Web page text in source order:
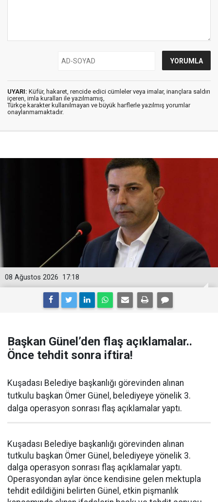
UYARI: Küfür, hakaret, rencide edici cümleler veya imalar, inançlara saldırı
içeren, imla kuralları ile yazılmamış,
Türkçe karakter kullanılmayan ve büyük harflerle yazılmış yorumlar
onaylanmamaktadır.
17:18
08 Ağustos 2026
Başkan Günel’den flaş açıklamalar..
Önce tehdit sonra iftira!
Kuşadası Belediye başkanlığı görevinden alınan
tutkulu başkan Ömer Günel, belediyeye yönelik 3.
dalga operasyon sonrası flaş açıklamalar yaptı.
Kuşadası Belediye başkanlığı görevinden alınan
tutkulu başkan Ömer Günel, belediyeye yönelik 3.
dalga operasyon sonrası flaş açıklamalar yaptı.
Operasyondan aylar önce kendisine gelen mektupla
tehdit edildiğini belirten Günel, etkin pişmanlık